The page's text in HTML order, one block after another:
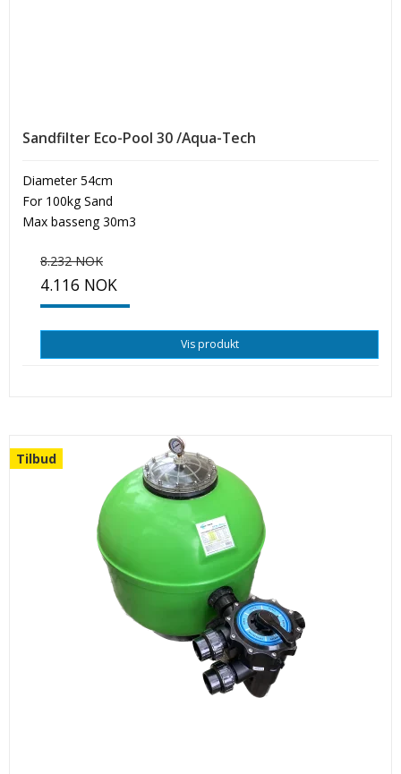
Sandfilter Eco-Pool 30 /Aqua-Tech
Diameter 54cm
For 100kg Sand
Max basseng 30m3
8.232 NOK
4.116 NOK
Vis produkt
Tilbud